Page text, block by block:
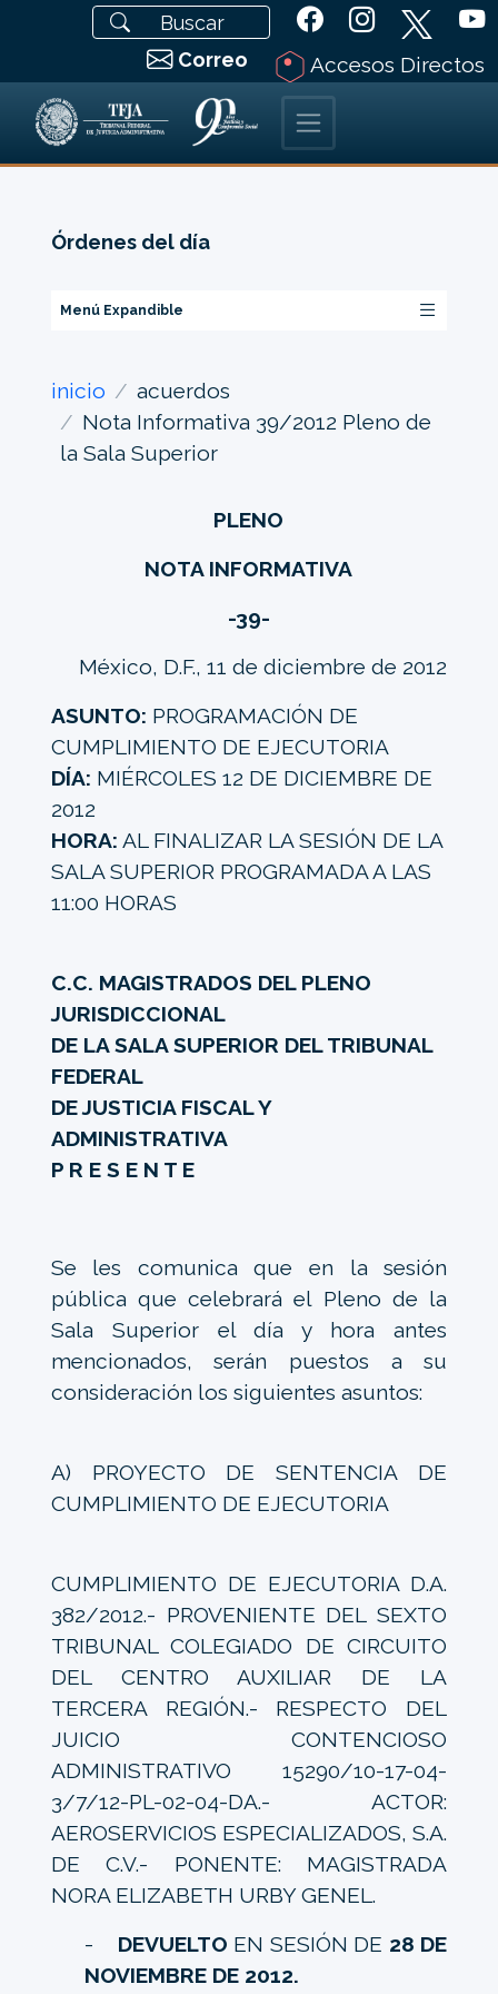
Correo Accesos Directos
Órdenes del día
Menú Expandible
inicio
acuerdos
Nota Informativa 39/2012 Pleno de
la Sala Superior
PLENO
NOTA INFORMATIVA
-39-
México, D.F., 11 de diciembre de 2012
ASUNTO: PROGRAMACIÓN DE
CUMPLIMIENTO DE EJECUTORIA
DÍA: MIÉRCOLES 12 DE DICIEMBRE DE
2012
HORA: AL FINALIZAR LA SESIÓN DE LA
SALA SUPERIOR PROGRAMADA A LAS
11:00 HORAS
C.C. MAGISTRADOS DEL PLENO
JURISDICCIONAL
DE LA SALA SUPERIOR DEL TRIBUNAL
FEDERAL
DE JUSTICIA FISCAL Y
ADMINISTRATIVA
P R E S E N T E
Se les comunica que en la sesión
pública que celebrará el Pleno de la
Sala Superior el día y hora antes
mencionados, serán puestos a su
consideración los siguientes asuntos:
A) PROYECTO DE SENTENCIA DE
CUMPLIMIENTO DE EJECUTORIA
CUMPLIMIENTO DE EJECUTORIA D.A.
382/2012.- PROVENIENTE DEL SEXTO
TRIBUNAL COLEGIADO DE CIRCUITO
DEL CENTRO AUXILIAR DE LA
TERCERA REGIÓN.- RESPECTO DEL
JUICIO CONTENCIOSO
ADMINISTRATIVO 15290/10-17-04-
3/7/12-PL-02-04-DA.- ACTOR:
AEROSERVICIOS ESPECIALIZADOS, S.A.
DE C.V.- PONENTE: MAGISTRADA
NORA ELIZABETH URBY GENEL.
- DEVUELTO EN SESIÓN DE 28 DE
NOVIEMBRE DE 2012.